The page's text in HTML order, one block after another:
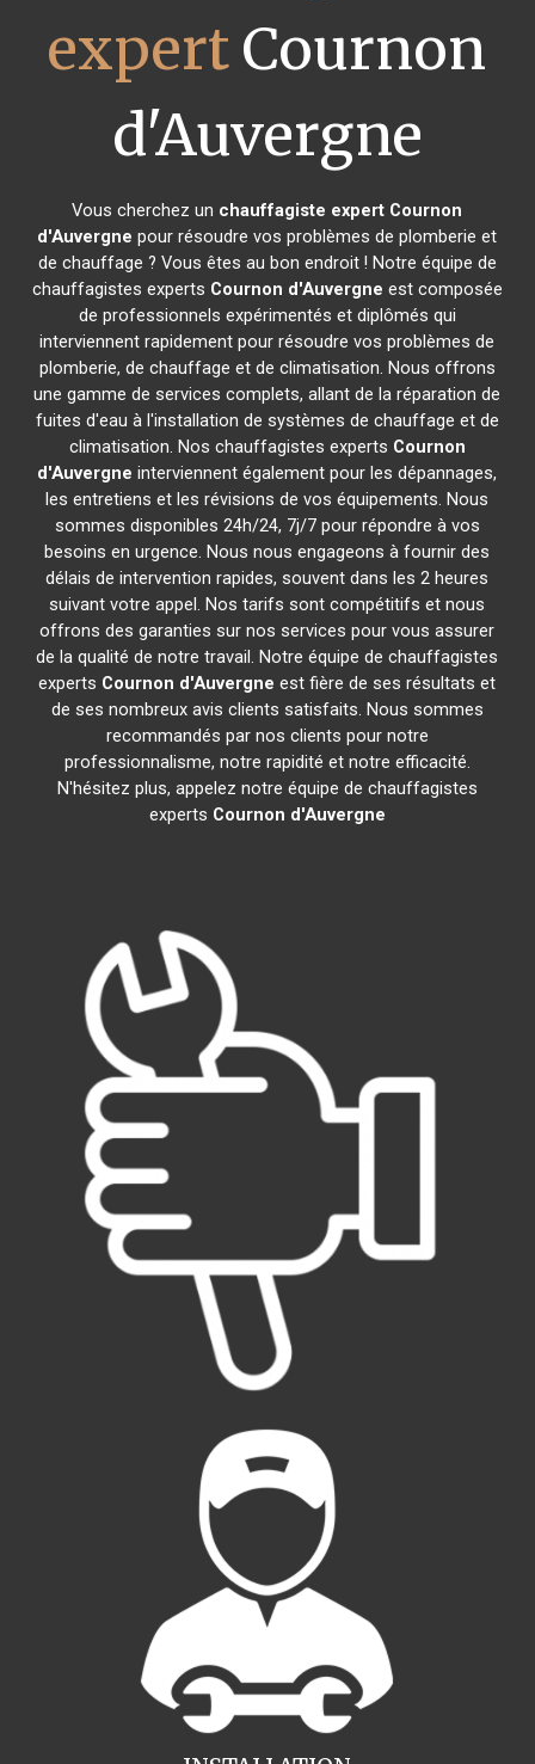
expert Cournon
d'Auvergne
Vous cherchez un chauffagiste expert Cournon
d'Auvergne pour résoudre vos problèmes de plomberie et
de chauffage ? Vous êtes au bon endroit ! Notre équipe de
chauffagistes experts Cournon d'Auvergne est composée
de professionnels expérimentés et diplômés qui
interviennent rapidement pour résoudre vos problèmes de
plomberie, de chauffage et de climatisation. Nous offrons
une gamme de services complets, allant de la réparation de
fuites d'eau à l'installation de systèmes de chauffage et de
climatisation. Nos chauffagistes experts Cournon
d'Auvergne interviennent également pour les dépannages,
les entretiens et les révisions de vos équipements. Nous
sommes disponibles 24h/24, 7j/7 pour répondre à vos
besoins en urgence. Nous nous engageons à fournir des
délais de intervention rapides, souvent dans les 2 heures
suivant votre appel. Nos tarifs sont compétitifs et nous
offrons des garanties sur nos services pour vous assurer
de la qualité de notre travail. Notre équipe de chauffagistes
experts Cournon d'Auvergne est fière de ses résultats et
de ses nombreux avis clients satisfaits. Nous sommes
recommandés par nos clients pour notre
professionnalisme, notre rapidité et notre efficacité.
N'hésitez plus, appelez notre équipe de chauffagistes
experts Cournon d'Auvergne